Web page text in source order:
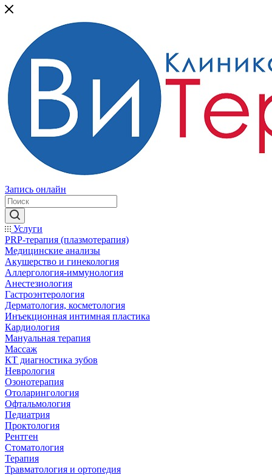
Запись онлайн
Услуги
PRP-терапия (плазмотерапия)
Медицинские анализы
Акушерство и гинекология
Аллергология-иммунология
Анестезиология
Гастроэнтерология
Дерматология, косметология
Инъекционная интимная пластика
Кардиология
Мануальная терапия
Массаж
КТ диагностика зубов
Неврология
Озонотерапия
Отоларингология
Офтальмология
Педиатрия
Проктология
Рентген
Стоматология
Терапия
Травматология и ортопедия